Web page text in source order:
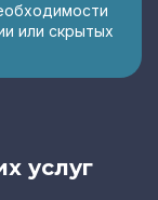
или скрытых
услуг